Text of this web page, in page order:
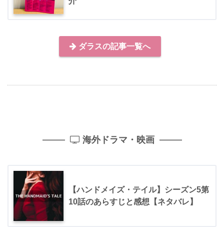
ダラスの記事一覧へ
海外ドラマ・映画
【ハンドメイズ・テイル】シーズン5第
10話のあらすじと感想【ネタバレ】